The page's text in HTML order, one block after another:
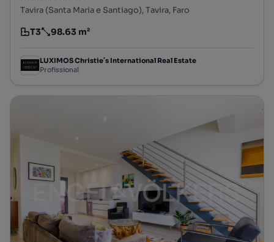
Tavira (Santa Maria e Santiago), Tavira, Faro
Tipologia
T3
Preço por metro quadrado
98.63 m²
LUXIMOS Christie´s International Real Estate
Profissional